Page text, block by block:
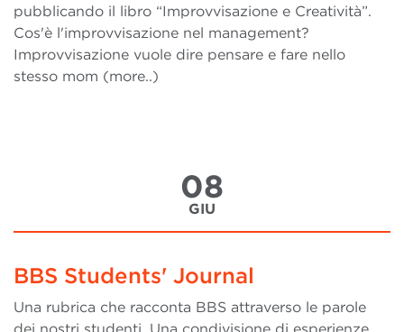
pubblicando il libro “Improvvisazione e Creatività”.
Cos'è l'improvvisazione nel management?
Improvvisazione vuole dire pensare e fare nello
stesso mom (more..)
08
GIU
BBS Students' Journal
Una rubrica che racconta BBS attraverso le parole